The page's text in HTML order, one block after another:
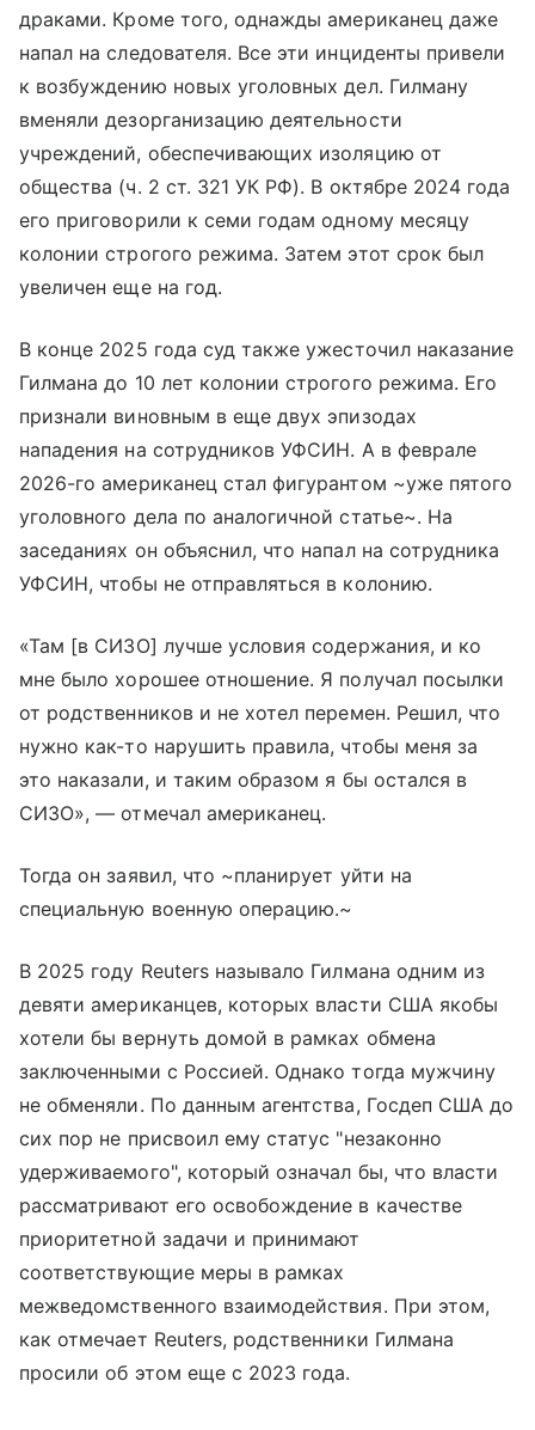
драками. Кроме того, однажды американец даже
напал на следователя. Все эти инциденты привели
к возбуждению новых уголовных дел. Гилману
вменяли дезорганизацию деятельности
учреждений, обеспечивающих изоляцию от
общества (ч. 2 ст. 321 УК РФ). В октябре 2024 года
его приговорили к семи годам одному месяцу
колонии строгого режима. Затем этот срок был
увеличен еще на год.
В конце 2025 года суд также ужесточил наказание
Гилмана до 10 лет колонии строгого режима. Его
признали виновным в еще двух эпизодах
нападения на сотрудников УФСИН. А в феврале
2026-го американец стал фигурантом ~уже пятого
уголовного дела по аналогичной статье~. На
заседаниях он объяснил, что напал на сотрудника
УФСИН, чтобы не отправляться в колонию.
«Там [в СИЗО] лучше условия содержания, и ко
мне было хорошее отношение. Я получал посылки
от родственников и не хотел перемен. Решил, что
нужно как-то нарушить правила, чтобы меня за
это наказали, и таким образом я бы остался в
СИЗО», — отмечал американец.
Тогда он заявил, что ~планирует уйти на
специальную военную операцию.~
В 2025 году Reuters называло Гилмана одним из
девяти американцев, которых власти США якобы
хотели бы вернуть домой в рамках обмена
заключенными с Россией. Однако тогда мужчину
не обменяли. По данным агентства, Госдеп США до
сих пор не присвоил ему статус "незаконно
удерживаемого", который означал бы, что власти
рассматривают его освобождение в качестве
приоритетной задачи и принимают
соответствующие меры в рамках
межведомственного взаимодействия. При этом,
как отмечает Reuters, родственники Гилмана
просили об этом еще с 2023 года.